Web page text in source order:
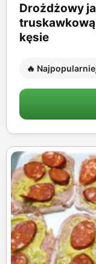
Drożdżowy
kęsie
🔥